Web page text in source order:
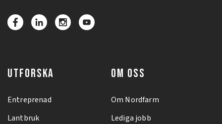
UTFORSKA
Entreprenad
Lantbruk
OM OSS
Om Nordfarm
Lediga jobb